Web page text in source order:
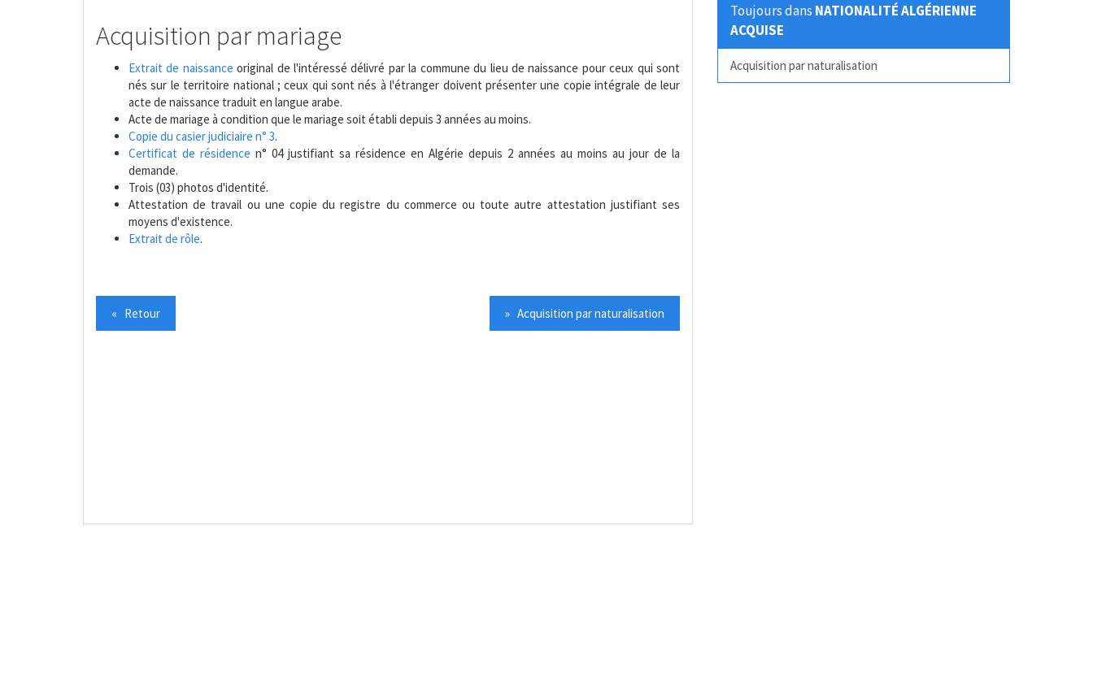
Acquisition par mariage
Extrait de naissance original de l'intéressé délivré par la commune du lieu de naissance pour ceux qui sont
nés sur le territoire national ; ceux qui sont nés à l'étranger doivent présenter une copie intégrale de leur
acte de naissance traduit en langue arabe.
Acte de mariage à condition que le mariage soit établi depuis 3 années au moins.
Copie du casier judiciaire n° 3.
Certificat de résidence n° 04 justifiant sa résidence en Algérie depuis 2 années au moins au jour de la
demande.
Trois (03) photos d'identité.
Attestation de travail ou une copie du registre du commerce ou toute autre attestation justifiant ses
moyens d'existence.
Extrait de rôle.
« Retour » Acquisition par naturalisation
Toujours dans NATIONALITÉ ALGÉRIENNE
ACQUISE
Acquisition par naturalisation